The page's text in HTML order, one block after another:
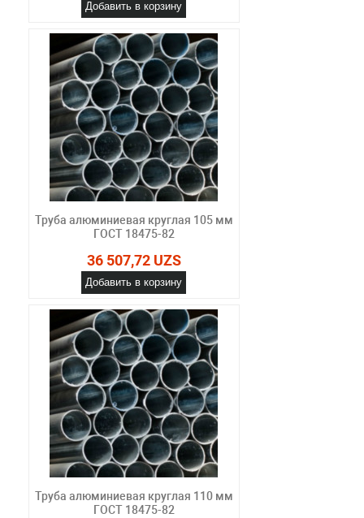
Добавить в корзину
Труба алюминиевая круглая 105 мм
ГОСТ 18475-82
36 507,72 UZS
Добавить в корзину
Труба алюминиевая круглая 110 мм
ГОСТ 18475-82